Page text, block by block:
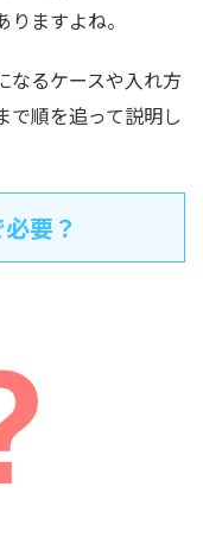
ますよね。
なるケースや入れ方
で順を追って説明し
要？